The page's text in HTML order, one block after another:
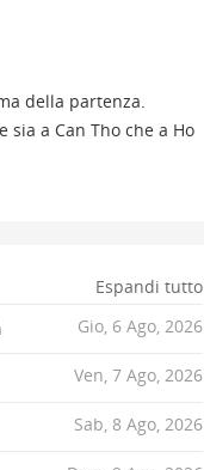
della partenza.
a Can Tho che a Ho
Espandi tutto
Gio, 6 Ago, 2026
Ven, 7 Ago, 2026
Sab, 8 Ago, 2026